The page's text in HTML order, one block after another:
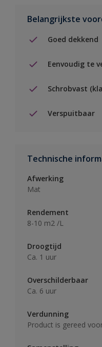
Belangrijkste
Goed dekkend
Eenvoudig te
Schrobvast
Verspuitbaar
Technische
Afwerking
Mat
Rendement
8-10 m2 /L
Droogtijd
Ca. 1 uur
Overschilderbaar
Ca. 6 uur
Verdunning
Product is gereed